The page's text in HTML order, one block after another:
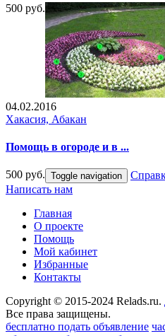
500 руб.
04.02.2016
Хакасия, Абакан
Помощь в огороде и в ...
500 руб. Toggle navigation
Написать нам
Главная
О проекте
Помощь
Мой кабинет
Избранные
Контакты
Copyright © 2015-2024 Relads.ru.
Все права защищены.
бесплатно подать объявление